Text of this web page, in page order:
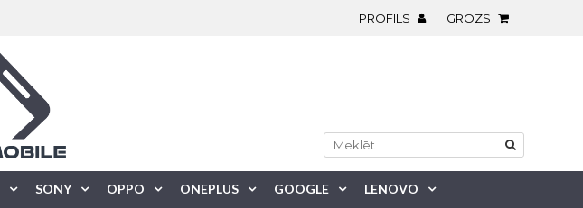
PROFILS GROZS
SONY OPPO ONEPLUS GOOGLE LENOVO